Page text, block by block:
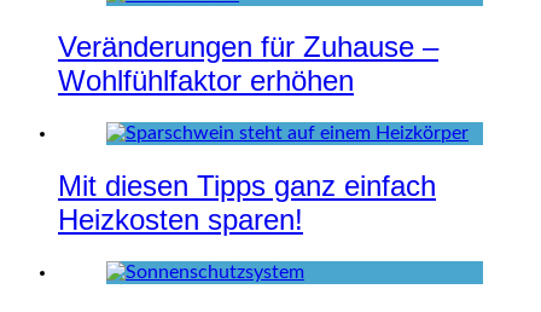
Veränderungen für Zuhause –
Wohlfühlfaktor erhöhen
Mit diesen Tipps ganz einfach
Heizkosten sparen!